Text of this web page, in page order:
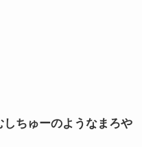
ちゅーのようなまろや